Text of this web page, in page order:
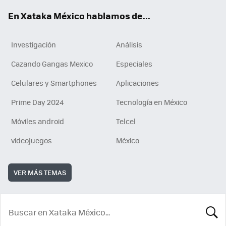
En Xataka México hablamos de...
Investigación
Análisis
Cazando Gangas Mexico
Especiales
Celulares y Smartphones
Aplicaciones
Prime Day 2024
Tecnología en México
Móviles android
Telcel
videojuegos
México
VER MÁS TEMAS